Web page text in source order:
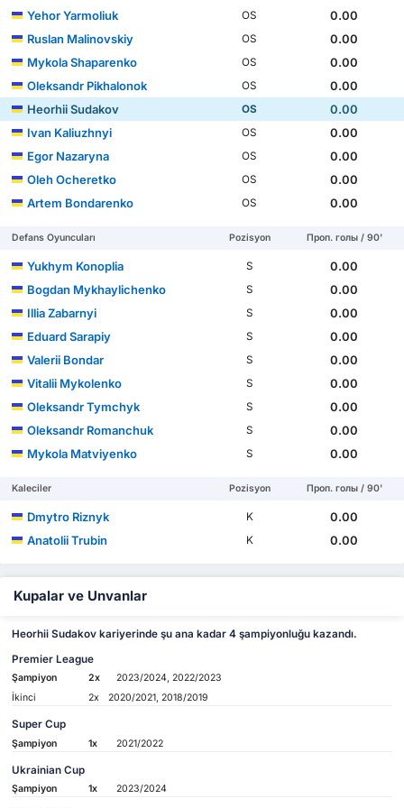
Yehor Yarmoliuk OS
0.00
Ruslan Malinovskiy
OS
0.00
Mykola Shaparenko
OS
0.00
Oleksandr Pikhalonok
OS
0.00
Heorhii Sudakov
OS
0.00
Ivan Kaliuzhnyi
OS
0.00
Egor Nazaryna
OS
0.00
Oleh Ocheretko
OS
0.00
Artem Bondarenko
OS 0.00
Defans Oyuncuları Pozisyon Проп. голы / 90'
Yukhym Konoplia S
0.00
Bogdan Mykhaylichenko
S
0.00
Illia Zabarnyi
S
0.00
Eduard Sarapiy
S
0.00
Valerii Bondar
S
0.00
Vitalii Mykolenko
S
0.00
Oleksandr Tymchyk
S
0.00
Oleksandr Romanchuk
S
0.00
Mykola Matviyenko
S 0.00
Kaleciler Pozisyon Проп. голы / 90'
Dmytro Riznyk K
0.00
Anatolii Trubin
K 0.00
Kupalar ve Unvanlar
Heorhii Sudakov kariyerinde şu ana kadar 4 şampiyonluğu kazandı.
Premier League
Şampiyon 2x
2023/2024, 2022/2023
İkinci
2x 2020/2021, 2018/2019
Super Cup
Şampiyon 1x 2021/2022
Ukrainian Cup
Şampiyon 1x 2023/2024